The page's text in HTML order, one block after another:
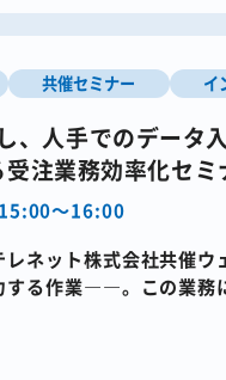
共催セミナー イ
、人手でのデータ
注業務効率化セミ
～16:00
ネット株式会社共催
する作業――。​この業務